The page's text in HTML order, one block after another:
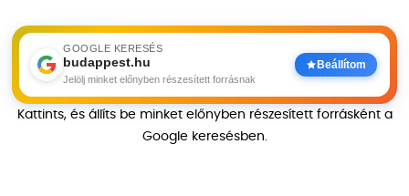
GOOGLE KERESÉS
budappest.hu
Jelölj minket előnyben részesített forrásnak
Beállítom
Kattints, és állíts be minket előnyben részesített forrásként a
Google keresésben.